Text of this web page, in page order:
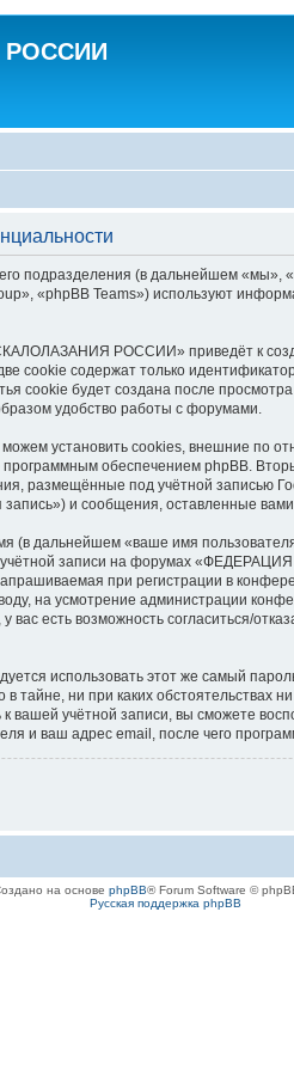
РОССИИ
подразделения (в дальнейшем
«phpBB Teams») используют
РОССИИ» приведёт к
cookie содержат только
cookie будет создана после
удобство работы с форумами.
cookies, внешние по
программным обеспечением phpBB.
размещённые под учётной записью
и сообщения, оставленные вами
(в дальнейшем «ваше имя
записи на форумах
при регистрации в
на усмотрение
есть возможность согласиться/
использовать этот же самый
ни при каких
учётной записи, вы сможете
и ваш адрес email, после чего
на основе phpBB® Forum Software ©
Русская поддержка phpBB